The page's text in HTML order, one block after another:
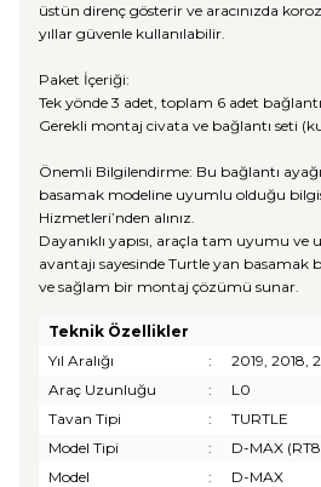
üstün direnç gösterir ve aracınızda
yıllar güvenle kullanılabilir.
Paket İçeriği:
Tek yönde 3 adet, toplam 6 adet
Gerekli montaj civata ve bağlantı seti
Önemli Bilgilendirme: Bu bağlantı
basamak modeline uyumlu olduğu
Hizmetleri’nden alınız.
Dayanıklı yapısı, araçla tam uyumu
avantajı sayesinde Turtle yan basamak
ve sağlam bir montaj çözümü sunar.
Teknik Özellikler
Yıl Aralığı
:
2019, 2018,
Araç Uzunluğu
:
L0
Tavan Tipi
:
TURTLE
Model Tipi
:
D-MAX
Model
:
D-MAX